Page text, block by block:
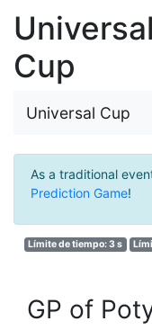
Universal
Cup
Universal Cup
As a traditional
Prediction Game!
Límite de tiempo: 3 s
GP of